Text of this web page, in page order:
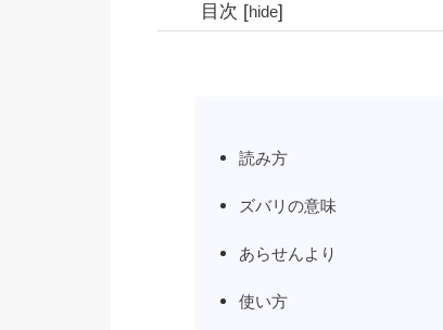
目次 [hide]
読み方
ズバリの意味
あらせんより
使い方